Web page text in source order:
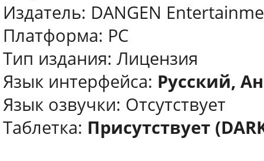
Издатель: DANGEN
Платформа: PC
Тип издания: Лицензия
Язык интерфейса: Русский,
Язык озвучки: Отсутствует
Таблетка: Присутствует